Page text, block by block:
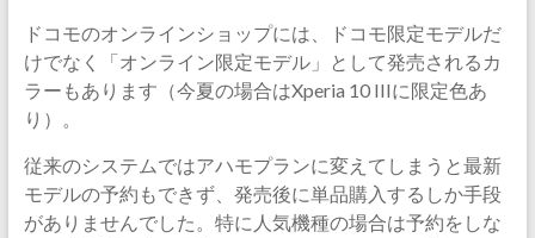
ドコモのオンラインショップには、ドコモ限定モデルだ
けでなく「オンライン限定モデル」として発売されるカ
ラーもあります（今夏の場合はXperia 10 IIIに限定色あ
り）。
従来のシステムではアハモプランに変えてしまうと最新
モデルの予約もできず、発売後に単品購入するしか手段
がありませんでした。特に人気機種の場合は予約をしな